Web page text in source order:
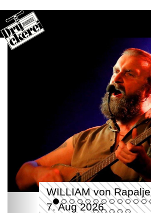
WILLIAM von Rapalje
7. Aug 2026